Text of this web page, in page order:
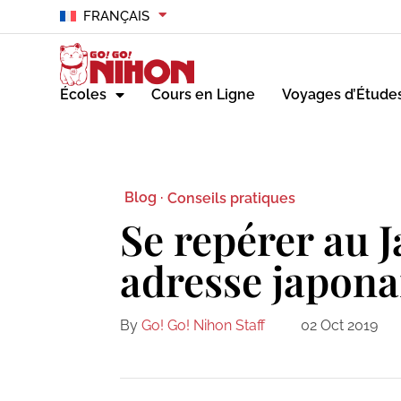
FRANÇAIS
Écoles Cours en Ligne Voyages
Blog · Conseils pratiques
Se repérer au
adresse
By Go! Go! Nihon Staff 02 Oct 2019